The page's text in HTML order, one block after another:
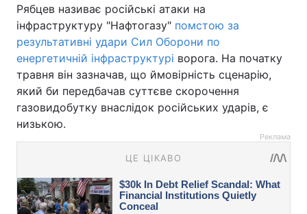
Рябцев називає російські атаки на
інфраструктуру "Нафтогазу" помстою за
результативні удари Сил Оборони по
енергетичній інфраструктурі ворога. На початку
травня він зазначав, що ймовірність сценарію,
який би передбачав суттєве скорочення
газовидобутку внаслідок російських ударів, є
низькою.
Реклама